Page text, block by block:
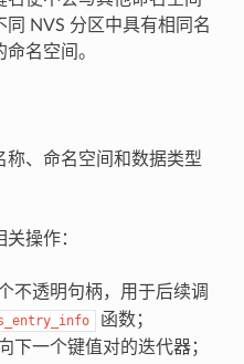
NVS 分区中具有相同名
名空间。
、命名空间和数据类型
操作：
不透明句柄，用于后续调
函数；
下一个键值对的迭代器；